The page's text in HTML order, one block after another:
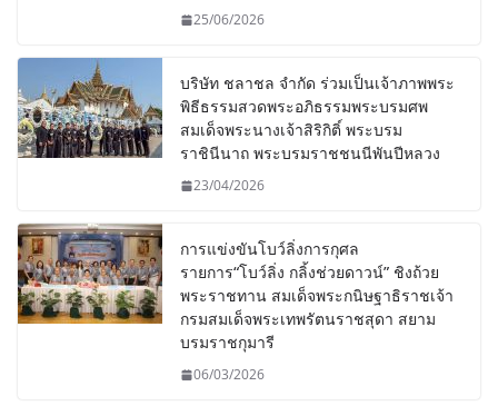
25/06/2026
บริษัท ชลาชล จำกัด ร่วมเป็นเจ้าภาพพระ
พิธีธรรมสวดพระอภิธรรมพระบรมศพ
สมเด็จพระนางเจ้าสิริกิติ์ พระบรม
ราชินีนาถ พระบรมราชชนนีพันปีหลวง
23/04/2026
การแข่งขันโบว์ลิ่งการกุศล
รายการ“โบว์ลิ่ง กลิ้งช่วยดาวน์” ชิงถ้วย
พระราชทาน สมเด็จพระกนิษฐาธิราชเจ้า
กรมสมเด็จพระเทพรัตนราชสุดา สยาม
บรมราชกุมารี
06/03/2026